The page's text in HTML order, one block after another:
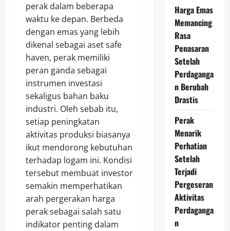
perak dalam beberapa
waktu ke depan. Berbeda
dengan emas yang lebih
dikenal sebagai aset safe
haven, perak memiliki
peran ganda sebagai
instrumen investasi
sekaligus bahan baku
industri. Oleh sebab itu,
setiap peningkatan
aktivitas produksi biasanya
ikut mendorong kebutuhan
terhadap logam ini. Kondisi
tersebut membuat investor
semakin memperhatikan
arah pergerakan harga
perak sebagai salah satu
indikator penting dalam
Harga Emas
Memancing
Rasa
Penasaran
Setelah
Perdaganga
n Berubah
Drastis
Perak
Menarik
Perhatian
Setelah
Terjadi
Pergeseran
Aktivitas
Perdaganga
n